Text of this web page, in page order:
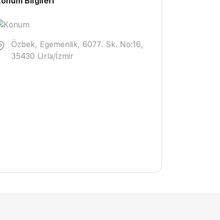
Özbek, Egemenlik, 6077. Sk. No:16,
35430 Urla/İzmir